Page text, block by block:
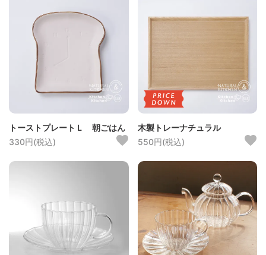
トーストプレートＬ 朝ごはん
330円(税込)
木製トレーナチュラル
550円(税込)